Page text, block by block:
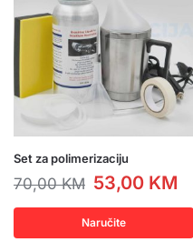
Set za polimerizaciju
70,00KM 53,00 KM
Naručite